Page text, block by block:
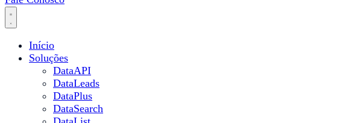
Início
Soluções
DataAPI
DataLeads
DataPlus
DataSearch